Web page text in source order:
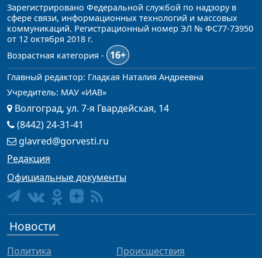
Зарегистрировано Федеральной службой по надзору в
сфере связи, информационных технологий и массовых
коммуникаций. Регистрационный номер ЭЛ № ФС77-73950
от 12 октября 2018 г.
Возрастная категория -
16+
Главный редактор: Гладкая Наталия Андреевна
Учредитель: МАУ «ИАВ»
Волгоград, ул. 7-я Гвардейская, 14
(8442) 24-31-41
glavred@gorvesti.ru
Редакция
Официальные документы
Новости
Политика
Происшествия